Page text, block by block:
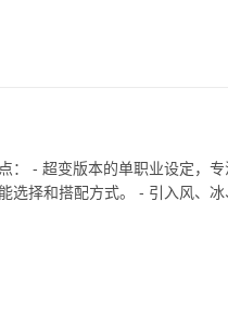
： - 超变版本的单职业设定，
选择和搭配方式。 - 引入风、